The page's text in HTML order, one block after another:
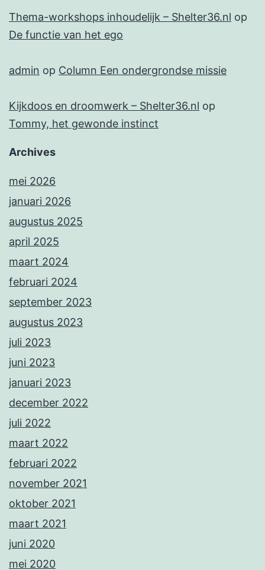
Thema-workshops inhoudelijk – Shelter36.nl op
De functie van het ego
admin op Column Een ondergrondse missie
Kijkdoos en droomwerk – Shelter36.nl op
Tommy, het gewonde instinct
Archives
mei 2026
januari 2026
augustus 2025
april 2025
maart 2024
februari 2024
september 2023
augustus 2023
juli 2023
juni 2023
januari 2023
december 2022
juli 2022
maart 2022
februari 2022
november 2021
oktober 2021
maart 2021
juni 2020
mei 2020